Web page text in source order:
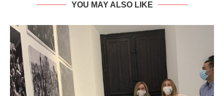
YOU MAY ALSO LIKE